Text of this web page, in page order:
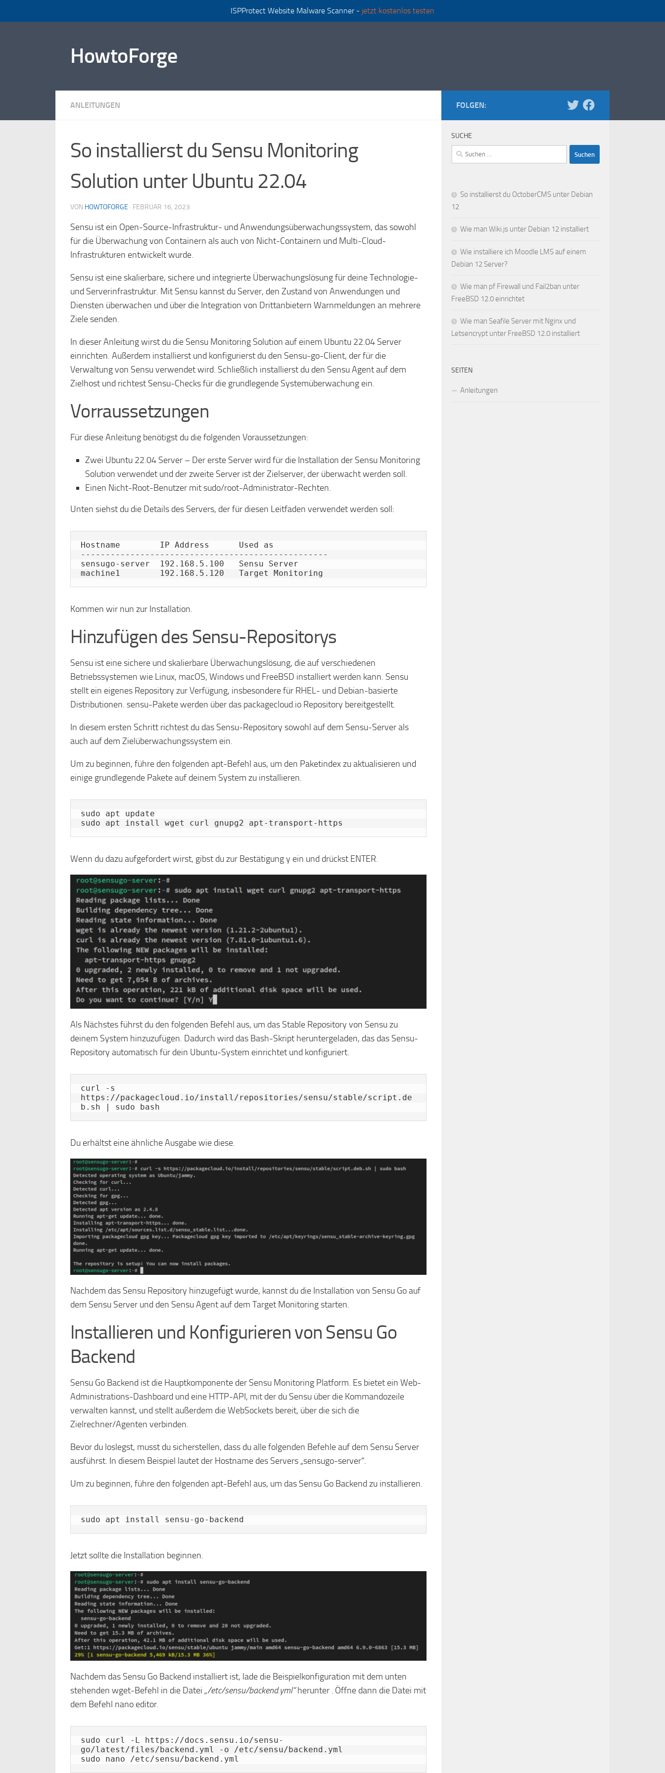
ISPProtect Website Malware Scanner - jetzt kostenlos testen
HowtoForge
ANLEITUNGEN
So installierst du Sensu Monitoring
Solution unter Ubuntu 22.04
VON HOWTOFORGE · FEBRUAR 16, 2023
Sensu ist ein Open-Source-Infrastruktur- und Anwendungsüberwachungssystem, das sowohl
für die Überwachung von Containern als auch von Nicht-Containern und Multi-Cloud-
Infrastrukturen entwickelt wurde.
Sensu ist eine skalierbare, sichere und integrierte Überwachungslösung für deine Technologie-
und Serverinfrastruktur. Mit Sensu kannst du Server, den Zustand von Anwendungen und
Diensten überwachen und über die Integration von Drittanbietern Warnmeldungen an mehrere
Ziele senden.
In dieser Anleitung wirst du die Sensu Monitoring Solution auf einem Ubuntu 22.04 Server
einrichten. Außerdem installierst und konfigurierst du den Sensu-go-Client, der für die
Verwaltung von Sensu verwendet wird. Schließlich installierst du den Sensu Agent auf dem
Zielhost und richtest Sensu-Checks für die grundlegende Systemüberwachung ein.
Vorraussetzungen
Für diese Anleitung benötigst du die folgenden Voraussetzungen:
Zwei Ubuntu 22.04 Server – Der erste Server wird für die Installation der Sensu Monitoring
Solution verwendet und der zweite Server ist der Zielserver, der überwacht werden soll.
Einen Nicht-Root-Benutzer mit sudo/root-Administrator-Rechten.
Unten siehst du die Details des Servers, der für diesen Leitfaden verwendet werden soll:
Hostname        IP Address      Used as
--------------------------------------------------
sensugo-server  192.168.5.100   Sensu Server
machine1        192.168.5.120   Target Monitoring
Kommen wir nun zur Installation.
Hinzufügen des Sensu-Repositorys
Sensu ist eine sichere und skalierbare Überwachungslösung, die auf verschiedenen
Betriebssystemen wie Linux, macOS, Windows und FreeBSD installiert werden kann. Sensu
stellt ein eigenes Repository zur Verfügung, insbesondere für RHEL- und Debian-basierte
Distributionen. sensu-Pakete werden über das packagecloud.io Repository bereitgestellt.
In diesem ersten Schritt richtest du das Sensu-Repository sowohl auf dem Sensu-Server als
auch auf dem Zielüberwachungssystem ein.
Um zu beginnen, führe den folgenden apt-Befehl aus, um den Paketindex zu aktualisieren und
einige grundlegende Pakete auf deinem System zu installieren.
sudo apt update
sudo apt install wget curl gnupg2 apt-transport-https
Wenn du dazu aufgefordert wirst, gibst du zur Bestätigung y ein und drückst ENTER.
Als Nächstes führst du den folgenden Befehl aus, um das Stable Repository von Sensu zu
deinem System hinzuzufügen. Dadurch wird das Bash-Skript heruntergeladen, das das Sensu-
Repository automatisch für dein Ubuntu-System einrichtet und konfiguriert.
curl -s
https://packagecloud.io/install/repositories/sensu/stable/script.de
b.sh | sudo bash
Du erhältst eine ähnliche Ausgabe wie diese.
Nachdem das Sensu Repository hinzugefügt wurde, kannst du die Installation von Sensu Go auf
dem Sensu Server und den Sensu Agent auf dem Target Monitoring starten.
Installieren und Konfigurieren von Sensu Go
Backend
Sensu Go Backend ist die Hauptkomponente der Sensu Monitoring Platform. Es bietet ein Web-
Administrations-Dashboard und eine HTTP-API, mit der du Sensu über die Kommandozeile
verwalten kannst, und stellt außerdem die WebSockets bereit, über die sich die
Zielrechner/Agenten verbinden.
Bevor du loslegst, musst du sicherstellen, dass du alle folgenden Befehle auf dem Sensu Server
ausführst. In diesem Beispiel lautet der Hostname des Servers „sensugo-server“.
Um zu beginnen, führe den folgenden apt-Befehl aus, um das Sensu Go Backend zu installieren.
sudo apt install sensu-go-backend
Jetzt sollte die Installation beginnen.
Nachdem das Sensu Go Backend installiert ist, lade die Beispielkonfiguration mit dem unten
stehenden wget-Befehl in die Datei „/etc/sensu/backend.yml“herunter . Öffne dann die Datei mit
dem Befehl nano editor.
sudo curl -L https://docs.sensu.io/sensu-
go/latest/files/backend.yml -o /etc/sensu/backend.yml
sudo nano /etc/sensu/backend.yml
FOLGEN:
SUCHE
Suchen
nach:
So installierst du OctoberCMS unter Debian
12
Wie man Wiki.js unter Debian 12 installiert
Wie installiere ich Moodle LMS auf einem
Debian 12 Server?
Wie man pf Firewall und Fail2ban unter
FreeBSD 12.0 einrichtet
Wie man Seafile Server mit Nginx und
Letsencrypt unter FreeBSD 12.0 installiert
SEITEN
Anleitungen